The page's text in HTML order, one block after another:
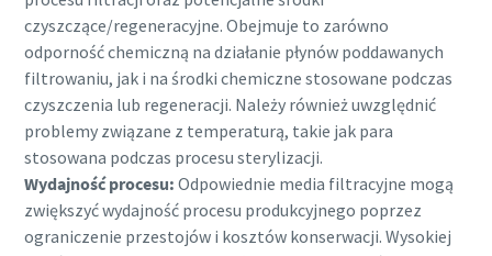
czyszczące/regeneracyjne. Obejmuje to zarówno
odporność chemiczną na działanie płynów poddawanych
filtrowaniu, jak i na środki chemiczne stosowane podczas
czyszczenia lub regeneracji. Należy również uwzględnić
problemy związane z temperaturą, takie jak para
stosowana podczas procesu sterylizacji.
Wydajność procesu: Odpowiednie media filtracyjne mogą
zwiększyć wydajność procesu produkcyjnego poprzez
ograniczenie przestojów i kosztów konserwacji. Wysokiej